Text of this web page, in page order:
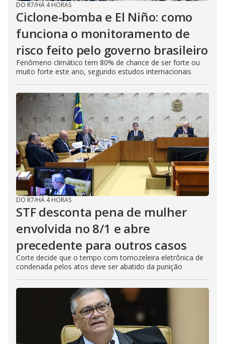
DO R7/HÁ 4 HORAS
Ciclone-bomba e El Niño: como
funciona o monitoramento de
risco feito pelo governo brasileiro
Fenômeno climático tem 80% de chance de ser forte ou
muito forte este ano, segundo estudos internacionais
DO R7/HÁ 4 HORAS
STF desconta pena de mulher
envolvida no 8/1 e abre
precedente para outros casos
Corte decide que o tempo com tornozeleira eletrônica de
condenada pelos atos deve ser abatido da punição